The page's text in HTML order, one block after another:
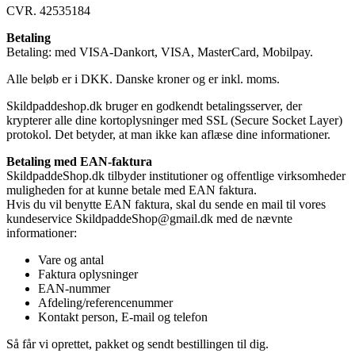
CVR. 42535184
Betaling
Betaling: med VISA-Dankort, VISA, MasterCard, Mobilpay.
Alle beløb er i DKK. Danske kroner og er inkl. moms.
Skildpaddeshop.dk bruger en godkendt betalingsserver, der
krypterer alle dine kortoplysninger med SSL (Secure Socket Layer)
protokol. Det betyder, at man ikke kan aflæse dine informationer.
Betaling med EAN-faktura
SkildpaddeShop.dk tilbyder institutioner og offentlige virksomheder
muligheden for at kunne betale med EAN faktura.
Hvis du vil benytte EAN faktura, skal du sende en mail til vores
kundeservice SkildpaddeShop@gmail.dk med de nævnte
informationer:
Vare og antal
Faktura oplysninger
EAN-nummer
Afdeling/referencenummer
Kontakt person, E-mail og telefon
Så får vi oprettet, pakket og sendt bestillingen til dig.